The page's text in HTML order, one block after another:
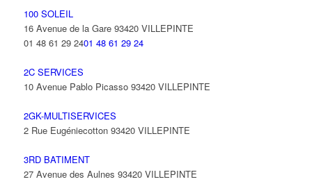
100 SOLEIL
16 Avenue de la Gare 93420 VILLEPINTE
01 48 61 29 2401 48 61 29 24
2C SERVICES
10 Avenue Pablo Picasso 93420 VILLEPINTE
2GK-MULTISERVICES
2 Rue Eugéniecotton 93420 VILLEPINTE
3RD BATIMENT
27 Avenue des Aulnes 93420 VILLEPINTE